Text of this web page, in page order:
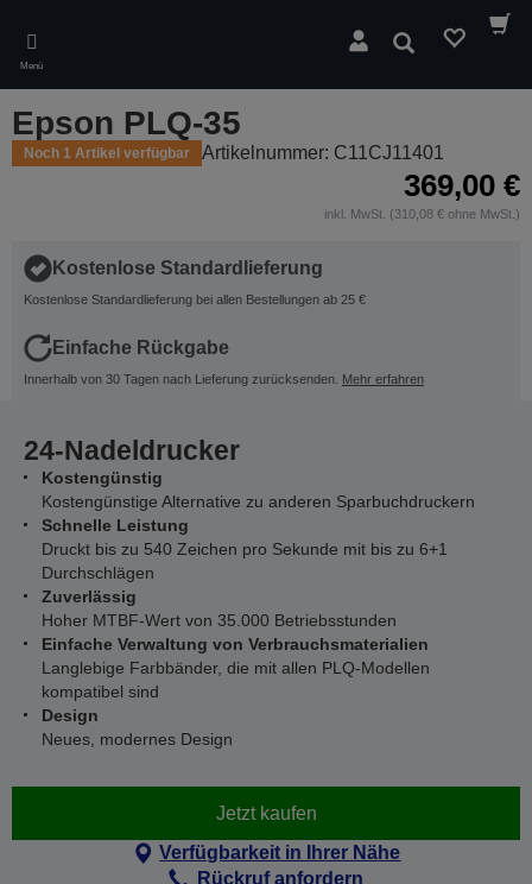
main
content
Menü
Suchen
Epson PLQ-35
Noch 1 Artikel verfügbar Artikelnummer: C11CJ11401
369,00 €
inkl. MwSt. (310,08 € ohne MwSt.)
Kostenlose Standardlieferung
Kostenlose Standardlieferung bei allen Bestellungen ab 25 €
Einfache Rückgabe
Innerhalb von 30 Tagen nach Lieferung zurücksenden. Mehr erfahren
24-Nadeldrucker
Kostengünstig
Kostengünstige Alternative zu anderen Sparbuchdruckern
Schnelle Leistung
Druckt bis zu 540 Zeichen pro Sekunde mit bis zu 6+1
Durchschlägen
Zuverlässig
Hoher MTBF-Wert von 35.000 Betriebsstunden
Einfache Verwaltung von Verbrauchsmaterialien
Langlebige Farbbänder, die mit allen PLQ-Modellen
kompatibel sind
Design
Neues, modernes Design
Jetzt kaufen
Verfügbarkeit in Ihrer Nähe
Rückruf anfordern